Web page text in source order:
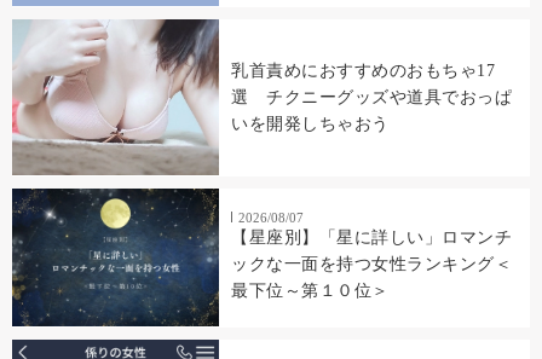
乳首責めにおすすめのおもちゃ17
選 チクニーグッズや道具でおっぱ
いを開発しちゃおう
2026/08/07
【星座別】「星に詳しい」ロマンチ
ックな一面を持つ女性ランキング＜
最下位～第１０位＞